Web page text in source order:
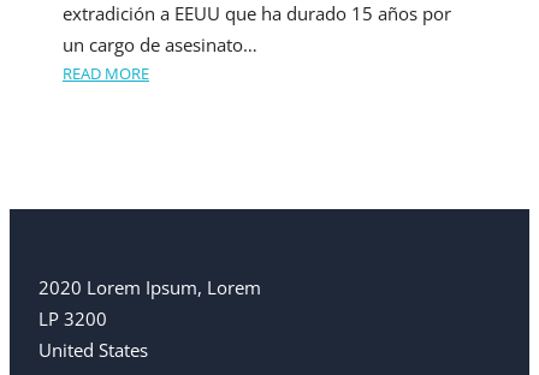
extradición a EEUU que ha durado 15 años por
un cargo de asesinato…
READ MORE
2020 Lorem Ipsum, Lorem
LP 3200
United States